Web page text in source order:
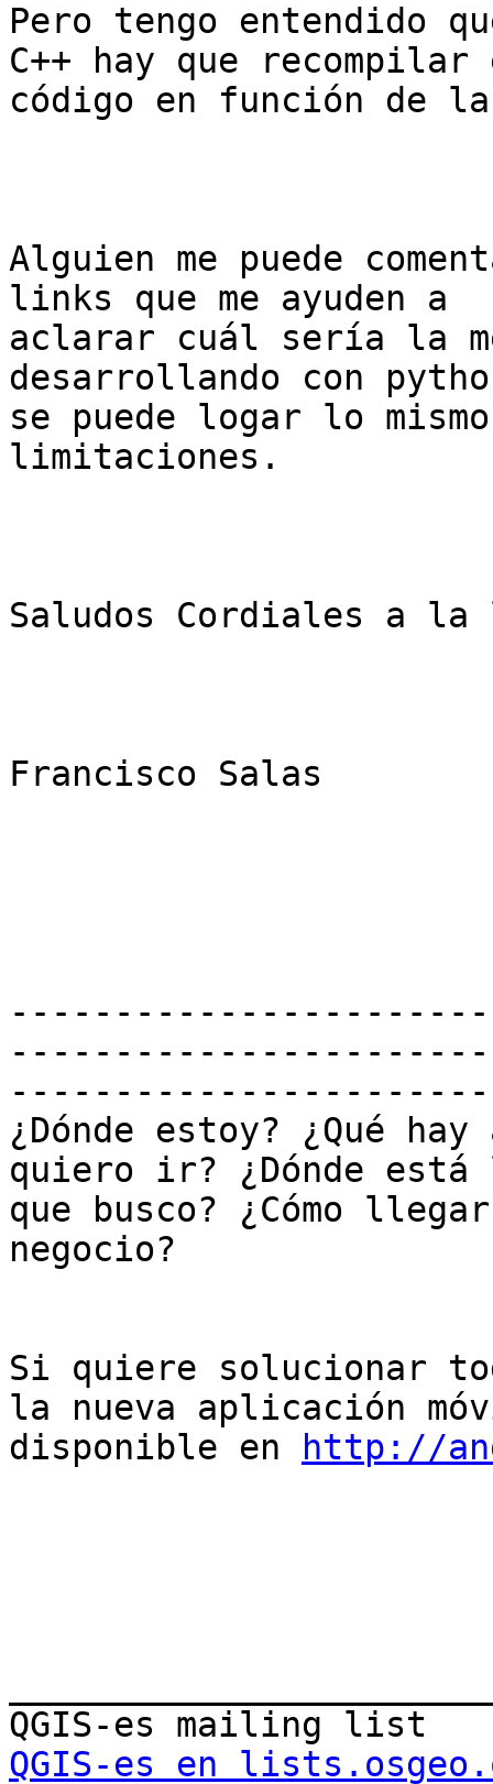
Pero tengo entendido
C++ hay que recompilar
código en función de
Alguien me puede
links que me ayuden a
aclarar cuál sería la
desarrollando con
se puede logar lo
limitaciones.
Saludos Cordiales a
Francisco Salas
¿Dónde estoy? ¿Qué
quiero ir? ¿Dónde está
que busco? ¿Cómo
negocio?
Si quiere solucionar
la nueva aplicación
disponible en
http://
QGIS-es en